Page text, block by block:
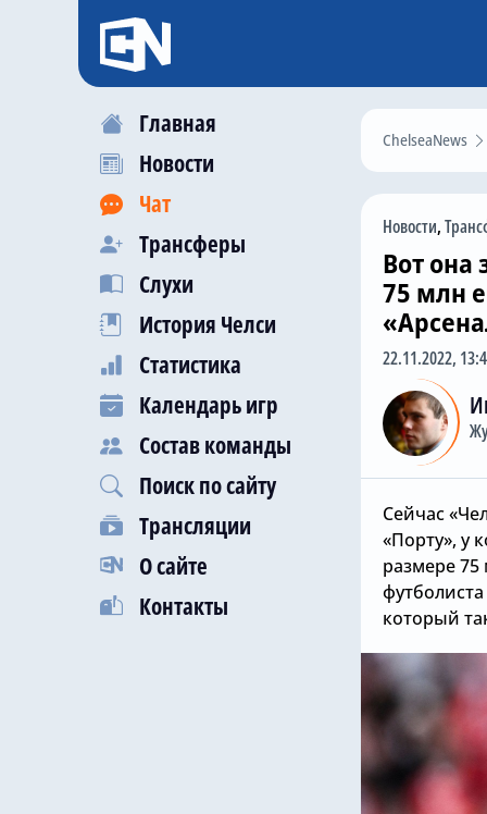
Главная
Новости
Чат
Трансферы
Слухи
История Челси
Статистика
Календарь игр
Состав команды
Поиск по сайту
Трансляции
О сайте
Контакты
ChelseaNews
Новости,
Вот она
75 млн
22.11.2022,
Сейчас
«Порту», у
размере 75
который